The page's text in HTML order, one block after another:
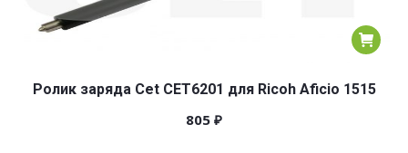
Ролик заряда Cet CET6201 для Ricoh Aficio 1515
805 ₽